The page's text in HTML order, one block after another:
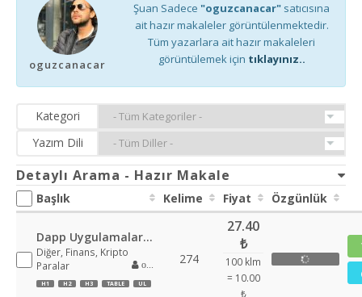
BACKLINK
YAZARLAR
oguzcanacar
Şuan Sadece "oguzcanacar" satıcısına
ait hazır makaleler görüntülenmektedir.
Tüm yazarlara ait hazır makaleleri
görüntülemek için tıklayınız..
Kategori
Yazım Dili
Detaylı Arama - Hazır Makale
Başlık Kelime Fiyat Özgünlük
Dapp Uygulamaları Keşfetmek
Diğer, Finans, Kripto
Paralar
H1 H2 H3 TABLE UL
274
27.40
₺
100 klm
= 10.00
₺